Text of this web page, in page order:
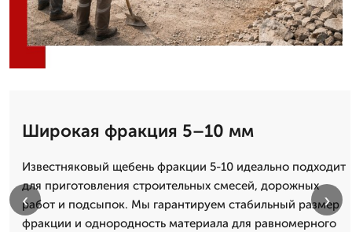
Широкая фракция 5–10 мм
Известняковый щебень фракции 5-10 идеально подходит
для приготовления строительных смесей, дорожных
работ и подсыпок. Мы гарантируем стабильный размер
фракции и однородность материала для равномерного
‹ ›